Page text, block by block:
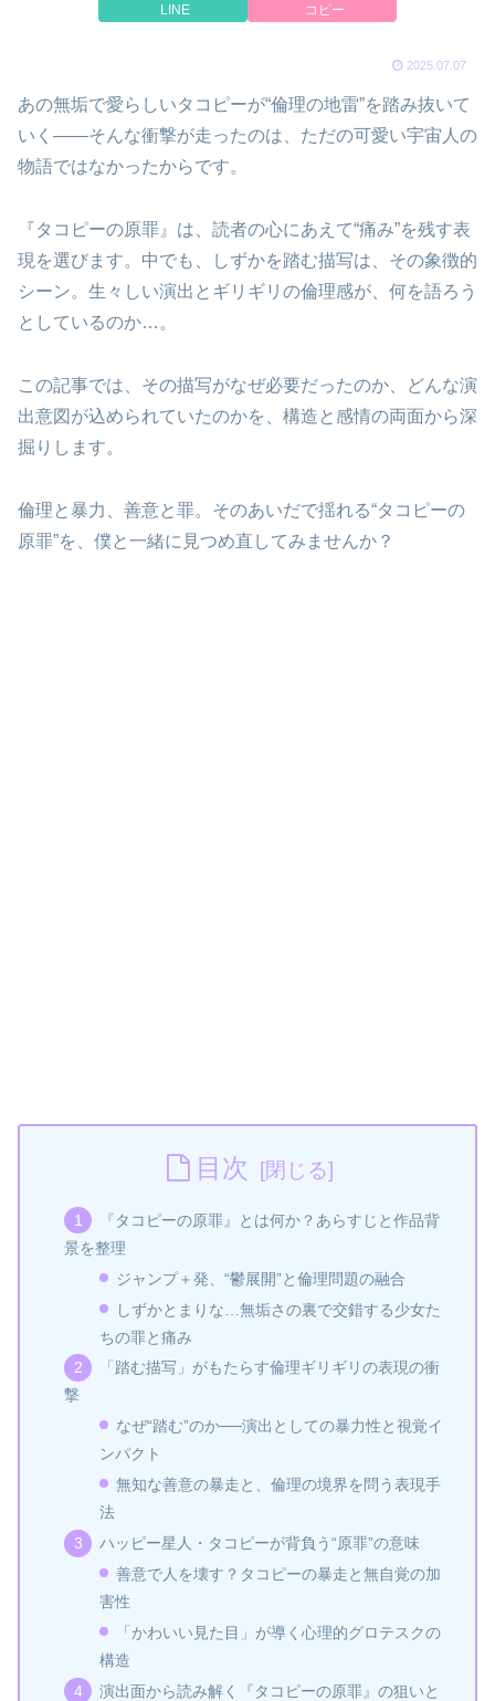
LINE コピー
2025.07.07
あの無垢で愛らしいタコピーが“倫理の地雷”を踏み抜いて
いく——そんな衝撃が走ったのは、ただの可愛い宇宙人の
物語ではなかったからです。
『タコピーの原罪』は、読者の心にあえて“痛み”を残す表
現を選びます。中でも、しずかを踏む描写は、その象徴的
シーン。生々しい演出とギリギリの倫理感が、何を語ろう
としているのか…。
この記事では、その描写がなぜ必要だったのか、どんな演
出意図が込められていたのかを、構造と感情の両面から深
掘りします。
倫理と暴力、善意と罪。そのあいだで揺れる“タコピーの
原罪”を、僕と一緒に見つめ直してみませんか？
目次
『タコピーの原罪』とは何か？あらすじと作品背
景を整理
ジャンプ＋発、“鬱展開”と倫理問題の融合
しずかとまりな…無垢さの裏で交錯する少女た
ちの罪と痛み
「踏む描写」がもたらす倫理ギリギリの表現の衝
撃
なぜ“踏む”のか──演出としての暴力性と視覚イ
ンパクト
無知な善意の暴走と、倫理の境界を問う表現手
法
ハッピー星人・タコピーが背負う“原罪”の意味
善意で人を壊す？タコピーの暴走と無自覚の加
害性
「かわいい見た目」が導く心理的グロテスクの
構造
演出面から読み解く『タコピーの原罪』の狙いと